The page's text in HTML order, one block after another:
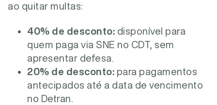
ao quitar multas:
40% de desconto: disponível para
quem paga via SNE no CDT, sem
apresentar defesa.
20% de desconto: para pagamentos
antecipados até a data de vencimento
no Detran.